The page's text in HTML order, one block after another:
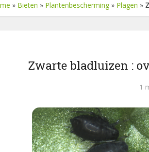
» Bieten » Plantenbescherming » Plagen »
Zwarte bladluizen :
1